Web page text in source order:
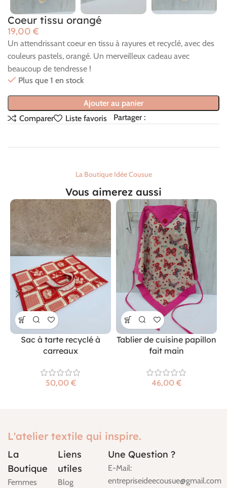
Coeur tissu orangé
€
Un attendrissant coeur en tissu à rayures et recyclé, avec des
couleurs pastels, orangé. Un merveilleux cadeau avec
beaucoup de tendresse !
Plus que 1 en stock
Ajouter au panier
Comparer
Liste favoris Partager :
La Boutique Idée Cousue
Vous aimerez aussi
Sac à tarte recyclé à
carreaux
€
Tablier de cuisine papillon
fait main
€
L'atelier textile qui inspire.
La
Boutique
Femmes
Liens
utiles
Blog
Une Question ?
E-Mail:
entrepriseideecousue@gmail.com